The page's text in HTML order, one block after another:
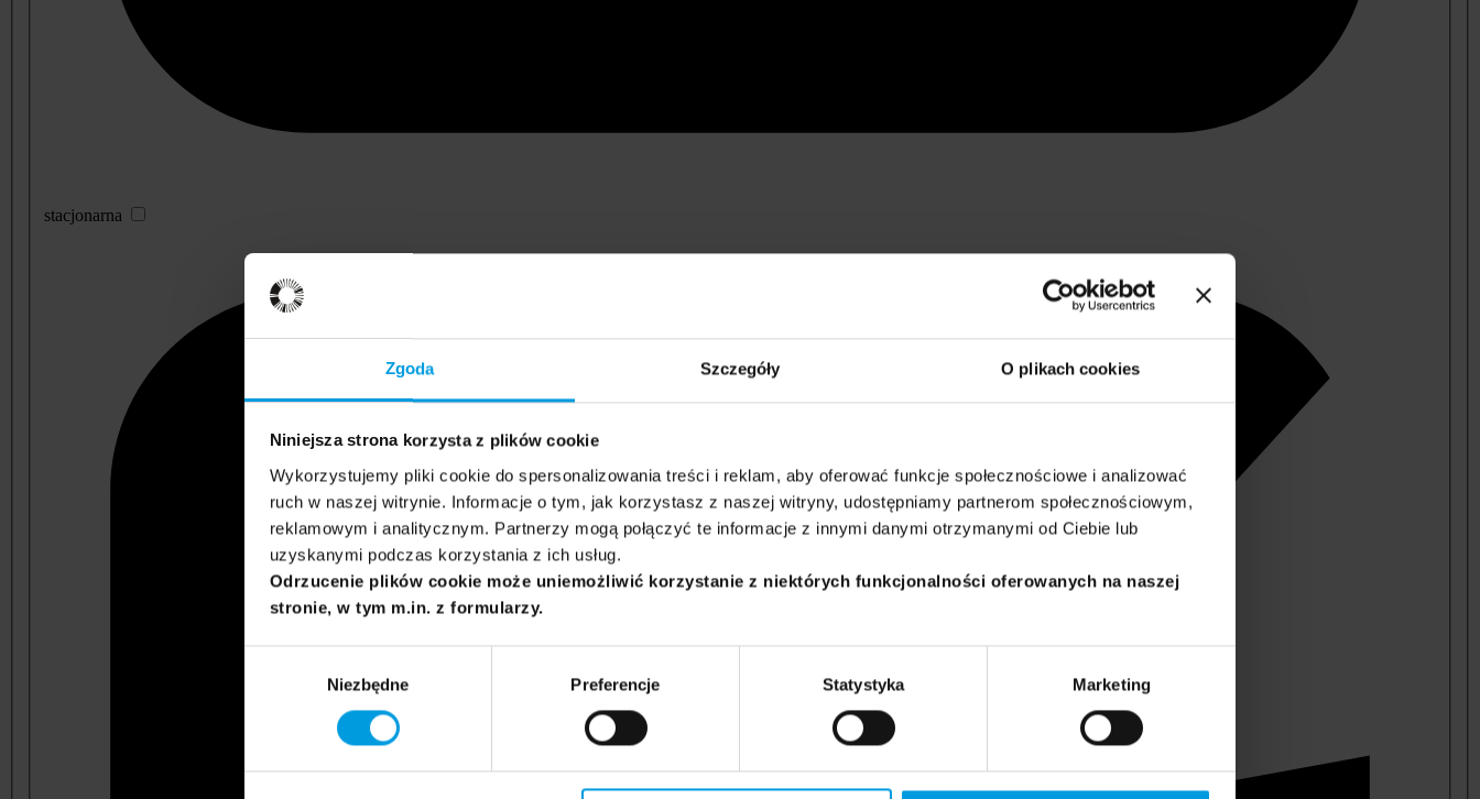
Zgoda Szczegóły O plikach cookies
Niniejsza strona korzysta z plików cookie
Wykorzystujemy pliki cookie do spersonalizowania treści i reklam, aby oferować funkcje społecznościowe i analizować
ruch w naszej witrynie. Informacje o tym, jak korzystasz z naszej witryny, udostępniamy partnerom społecznościowym,
reklamowym i analitycznym. Partnerzy mogą połączyć te informacje z innymi danymi otrzymanymi od Ciebie lub
uzyskanymi podczas korzystania z ich usług.
Odrzucenie plików cookie może uniemożliwić korzystanie z niektórych funkcjonalności oferowanych na naszej
stronie, w tym m.in. z formularzy.
Niezbędne Preferencje Statystyka Marketing
stacjonarna